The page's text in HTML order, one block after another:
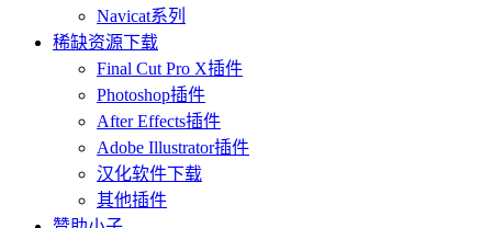
Navicat系列
稀缺资源下载
Final Cut Pro X插件
Photoshop插件
After Effects插件
Adobe Illustrator插件
汉化软件下载
其他插件